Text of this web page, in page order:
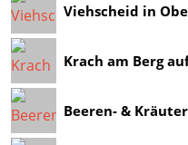
Viehscheid in
Krach am Berg
Beeren- &